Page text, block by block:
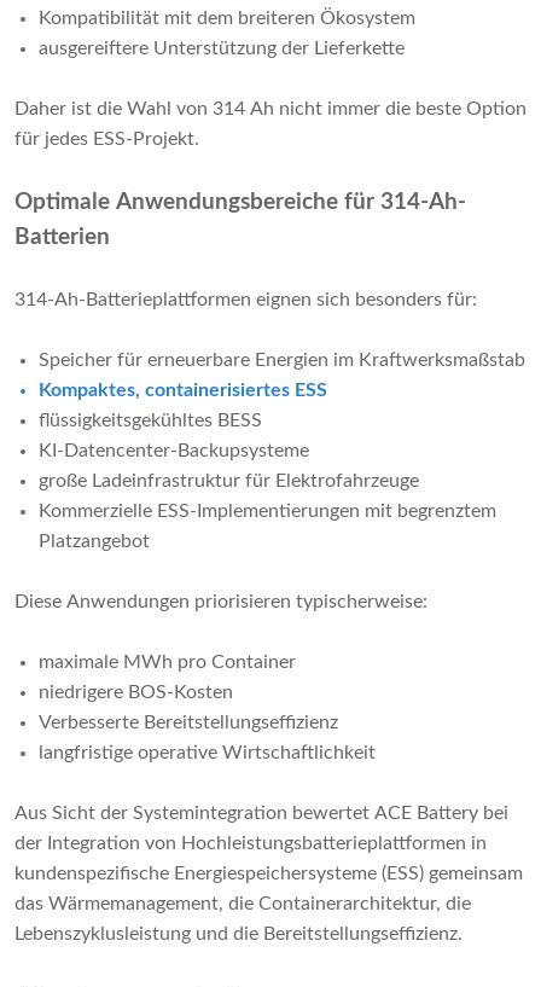
Kompatibilität mit dem breiteren Ökosystem
ausgereiftere Unterstützung der Lieferkette
Daher ist die Wahl von 314 Ah nicht immer die beste Option
für jedes ESS-Projekt.
Optimale Anwendungsbereiche für 314-Ah-
Batterien
314-Ah-Batterieplattformen eignen sich besonders für:
Speicher für erneuerbare Energien im Kraftwerksmaßstab
Kompaktes, containerisiertes ESS
flüssigkeitsgekühltes BESS
KI-Datencenter-Backupsysteme
große Ladeinfrastruktur für Elektrofahrzeuge
Kommerzielle ESS-Implementierungen mit begrenztem
Platzangebot
Diese Anwendungen priorisieren typischerweise:
maximale MWh pro Container
niedrigere BOS-Kosten
Verbesserte Bereitstellungseffizienz
langfristige operative Wirtschaftlichkeit
Aus Sicht der Systemintegration bewertet ACE Battery bei
der Integration von Hochleistungsbatterieplattformen in
kundenspezifische Energiespeichersysteme (ESS) gemeinsam
das Wärmemanagement, die Containerarchitektur, die
Lebenszyklusleistung und die Bereitstellungseffizienz.